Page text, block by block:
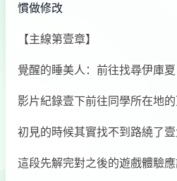
慣做修改
【主線第壹章】
覺醒的睡美人：前往找尋伊庫夏
影片紀錄壹下前往同學所在地
初見的時候其實找不到路繞了
這段先解完對之後的遊戲體驗